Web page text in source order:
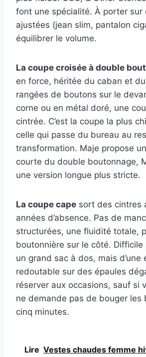
font une spécialité. À porter sur
ajustées (jean slim, pantalon
équilibrer le volume.
La coupe croisée à double
en force, héritée du caban et
rangées de boutons sur le
corne ou en métal doré, une
cintrée. C’est la coupe la plus
celle qui passe du bureau au
transformation. Maje propose
courte du double boutonnage,
une version longue plus stricte.
La coupe cape sort des cintres
années d’absence. Pas de
structurées, une fluidité totale,
boutonnière sur le côté.
un grand sac à dos, mais d’une
redoutable sur des épaules
réserver aux occasions, sauf si
ne demande pas de bouger les
cinq minutes.
Lire Vestes chaudes femme